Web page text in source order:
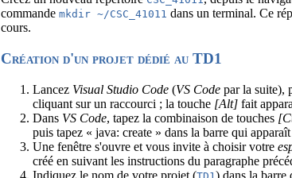
commandemkdir ~/CSC_41011 dans un terminal. Ce
cours.
Création d'un projet dédié au TD1
Lancez Visual Studio Code (VS Code par la suite),
cliquant sur un raccourci ; la touche [Alt] fait
Dans VS Code, tapez la combinaison de touches
puis tapez « java: create » dans la barre qui
Une fenêtre s'ouvre et vous invite à choisir votre
créé en suivant les instructions du paragraphe
Indiquez le nom de votre projet (
) dans la barre